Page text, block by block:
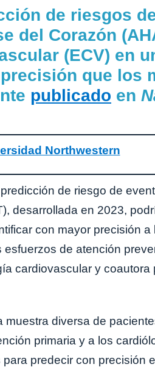
de riesgos
del Corazón
(ECV) en
que los
publicado en
Northwestern
de riesgo de
desarrollada en 2023,
con mayor precisión a
de atención
cardiovascular y coautora
diversa de
primaria y a los
predecir con precisión